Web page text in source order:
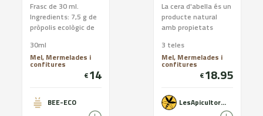
Frasc de 30 ml.
Ingredients: 7,5 g de
pròpolis ecològic de
alcohol alimentàri de
70º (76,19 % vol).
30ml
Mel, Mermelades i
confitures
€14
BEE-ECO
La cera d'abella és un
producte natural
amb propietats
antifúngiques.
Protegeix els teus
aliments mentres
protegeixes la teva
reduïnt l'ús de plàstic
film i al·lumini. Les
3 teles
Mel, Mermelades i
confitures
€18.95
LesApicultores